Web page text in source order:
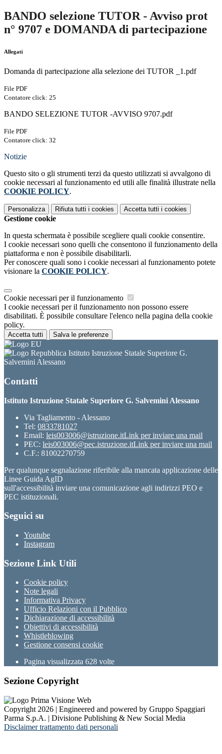
BANDO selezione TUTOR - Avviso prot
n° 9707 e DOMANDA di partecipazione
Allegati
Domanda di partecipazione alla selezione dei TUTOR _1.pdf
File PDF
Contatore click: 25
BANDO SELEZIONE TUTOR -AVVISO 9707.pdf
File PDF
Contatore click: 32
Notizie
Questo sito o gli strumenti terzi da questo utilizzati si avvalgono di
cookie necessari al funzionamento ed utili alle finalità illustrate nella
COOKIE POLICY.
Personalizza Rifiuta tutti i cookies Accetta tutti i cookies
Gestione cookie
In questa schermata è possibile scegliere quali cookie consentire.
I cookie necessari sono quelli che consentono il funzionamento della
piattaforma e non è possibile disabilitarli.
Per conoscere quali sono i cookie necessari al funzionamento potete
visionare la COOKIE POLICY.
Cookie necessari per il funzionamento
I cookie necessari per il funzionamento non possono essere
disabilitati. È possibile consultare l'elenco nella pagina della cookie
policy.
Accetta tutti Salva le preferenze
Istituto Istruzione Statale Superiore G.
Salvemini Alessano
Contatti
Istituto Istruzione Statale Superiore G. Salvemini Alessano
Via Tagliamento - Alessano
Tel: 0833781027
Email: leis003006@istruzione.itLink per inviare una mail
PEC: leis003006@pec.istruzione.itLink per inviare una mail
C.F.: 81002270759
Per qualunque segnalazione riferibile alla mancata applicazione delle
Linee Guida AgID
sull'accessibilità inviare una comunicazione agli indirizzi PEO e
PEC istituzionali.
Seguici su
Youtube
Instagram
Sezione Link Utili
Cookie policy
Note legali
Informativa Privacy
Ufficio Relazioni con il Pubblico
Dichiarazione di accessibilità
Obiettivi di accessibilità
Whistleblowing
Gestione consensi cookie
Pagina visualizzata 628 volte
Sezione Copyright
Copyright 2026 | Engineered and powered by Gruppo Spaggiari
Parma S.p.A. | Divisione Publishing & New Social Media
Disclaimer trattamento dati personali